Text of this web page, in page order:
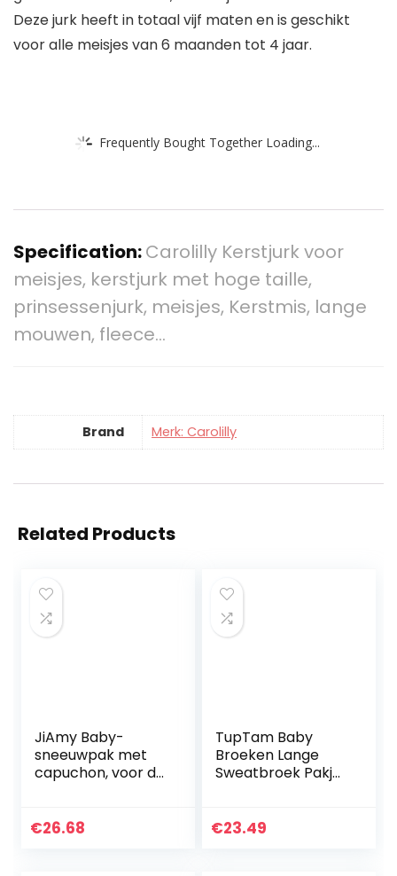
Deze jurk heeft in totaal vijf maten en is geschikt
voor alle meisjes van 6 maanden tot 4 jaar.
Frequently Bought Together Loading...
Specification:Carolilly Kerstjurk voor
meisjes, kerstjurk met hoge taille,
prinsessenjurk, meisjes, Kerstmis, lange
mouwen, fleece…
Brand Merk: Carolilly
Related Products
JiAmy Baby-
sneeuwpak met
capuchon, voor de
12 maanden.
€26.68
TupTam Baby
Broeken Lange
Sweatbroek Pakje
€23.49